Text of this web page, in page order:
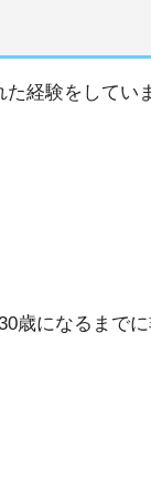
経験をしてい
歳になるまで